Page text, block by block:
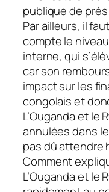
publique de
Par ailleurs, il
compte le
interne, qui
car son
impact sur les
congolais et
L’Ouganda et le
annulées dans
pas dû attendre
Comment
L’Ouganda et le